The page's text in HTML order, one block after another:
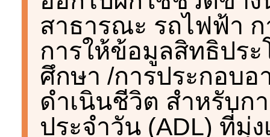
สาธารณะ รถไฟฟ้า
การให้ข้อมูลสิทธิปร
ศึกษา /การประกอบอ
ดำเนินชีวิต สำหรับก
ประจำวัน (ADL) ที่มุ่